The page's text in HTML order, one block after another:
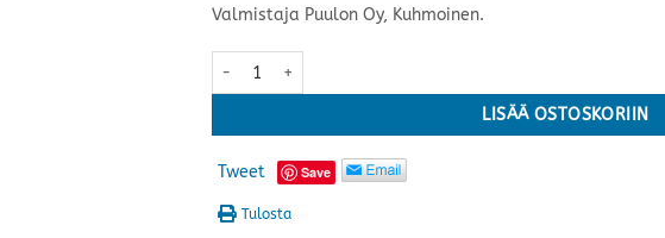
Valmistaja Puulon Oy, Kuhmoinen.
1960-ruokaryhmä kuudelle määrä
LISÄÄ OSTOSKORIIN
Tweet Save
Tulosta